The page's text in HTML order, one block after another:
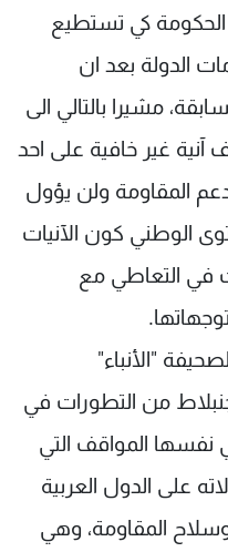
كي تستطيع
الدولة بعد ان
مشيرا بالتالي الى
آنية غير خافية على احد
المقاومة ولن يؤول
الوطني كون الآنيات
في التعاطي مع
"الأنباء"
جنبلاط من التطورات في
نفسها المواقف التي
على الدول العربية
المقاومة، وهي
الخصوصية